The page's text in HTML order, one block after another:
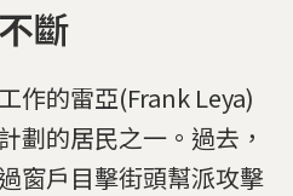
斷
作的雷亞(Frank Leya)
劃的居民之一。過去，
窗戶目擊街頭幫派攻擊